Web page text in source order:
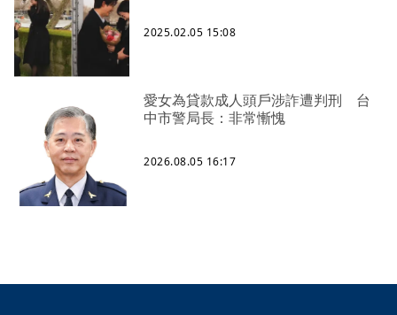
2025.02.05 15:08
愛女為貸款成人頭戶涉詐遭判刑 台
中市警局長：非常慚愧
2026.08.05 16:17